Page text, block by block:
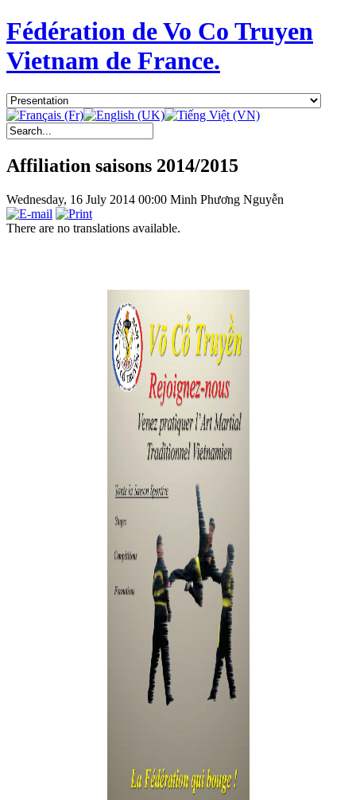
Fédération de Vo Co Truyen
Vietnam de France.
Affiliation saisons 2014/2015
Wednesday, 16 July 2014 00:00 Minh Phương Nguyễn
There are no translations available.